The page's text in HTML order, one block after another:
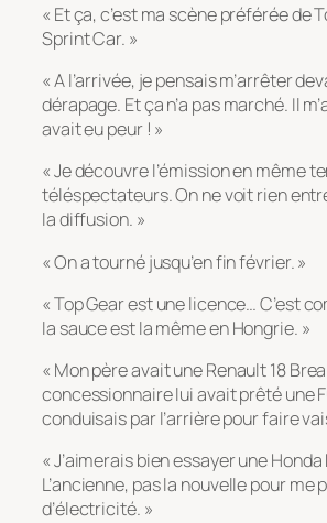
« Et ça, c’est ma scène préférée de
Sprint Car. »
« A l’arrivée, je pensais m’arrêter
dérapage. Et ça n’a pas marché. Il
avait eu peur ! »
« Je découvre l’émission en même
téléspectateurs. On ne voit rien
la diffusion. »
« On a tourné jusqu’en fin février. »
« Top Gear est une licence… C’est
la sauce est la même en Hongrie. »
« Mon père avait une Renault 18
concessionnaire lui avait prêté une
conduisais par l’arrière pour faire
« J’aimerais bien essayer une Honda
L’ancienne, pas la nouvelle pour me
d’électricité. »